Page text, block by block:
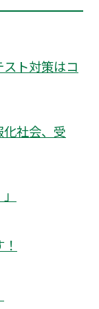
ト対策はコ
化社会、受